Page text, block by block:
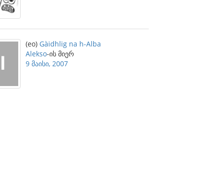
(eo) Gàidhlig na h-Alba
Alekso-ის მიერ
9 მაისი, 2007